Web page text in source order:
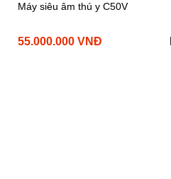
Máy siêu âm thú y C50V
55.000.000 VNĐ